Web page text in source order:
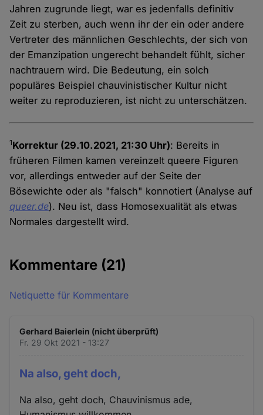
Jahren zugrunde liegt, war es jedenfalls definitiv
Zeit zu sterben, auch wenn ihr der ein oder andere
Vertreter des männlichen Geschlechts, der sich von
der Emanzipation ungerecht behandelt fühlt, sicher
nachtrauern wird. Die Bedeutung, ein solch
populäres Beispiel chauvinistischer Kultur nicht
weiter zu reproduzieren, ist nicht zu unterschätzen.
1Korrektur (29.10.2021, 21:30 Uhr): Bereits in
früheren Filmen kamen vereinzelt queere Figuren
vor, allerdings entweder auf der Seite der
Bösewichte oder als "falsch" konnotiert (Analyse auf
queer.de). Neu ist, dass Homosexualität als etwas
Normales dargestellt wird.
Kommentare (21)
Netiquette für Kommentare
Gerhard Baierlein (nicht überprüft)
Fr. 29 Okt 2021 - 13:27
Na also, geht doch,
Na also, geht doch, Chauvinismus ade,